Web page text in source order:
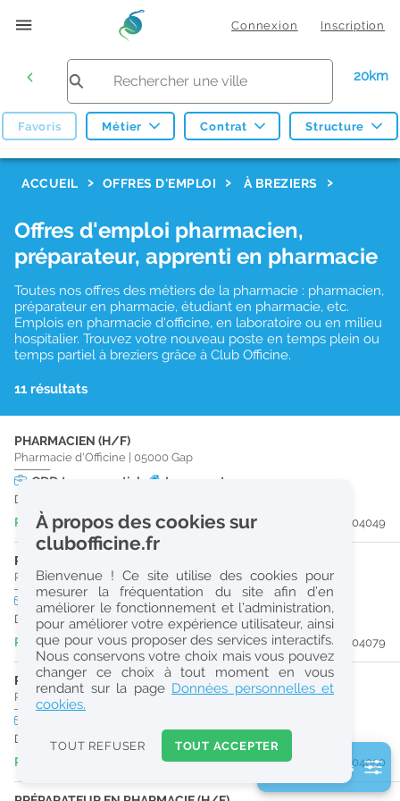
Connexion Inscription
20km
Favoris Métier Contrat Structure
Réinitialiser
2
0
k
Consulter les offres de la France d'outre-mer
ACCUEIL OFFRES D'EMPLOI À BREZIERS
Offres d'emploi pharmacien,
préparateur, apprenti en pharmacie
Toutes nos offres des métiers de la pharmacie : pharmacien,
préparateur en pharmacie, étudiant en pharmacie, etc.
Emplois en pharmacie d'officine, en laboratoire ou en milieu
hospitalier. Trouvez votre nouveau poste en temps plein ou
temps partiel à breziers grâce à Club Officine.
11 résultats
PHARMACIEN (H/F)
Pharmacie d'Officine 05000 Gap
CDD temps partiel Logement
Du 24/08/26 au 28/08/26
Publiée il y a 3 jour(s)
#204049
PHARMACIEN (H/F)
Pharmacie d'Officine|05000 Gap
CDD temps plein
Du 14/10/26 au 14/03/27
Publiée il y a 4 jour(s)
#204079
PHARMACIEN (H/F)
Pharmacie d'Officine 05000 Gap
Du 16/09/26 au 17/09/26
Publiée il y a 4 jour(s)
#204050
2 filtre(s) actifs
À propos des cookies sur
clubofficine.fr
Bienvenue ! Ce site utilise des cookies pour
mesurer la fréquentation du site afin d’en
améliorer le fonctionnement et l’administration,
pour améliorer votre expérience utilisateur, ainsi
que pour vous proposer des services interactifs.
Nous conservons votre choix mais vous pouvez
changer ce choix à tout moment en vous
rendant sur la page Données personnelles et
cookies.
TOUT REFUSER TOUT ACCEPTER